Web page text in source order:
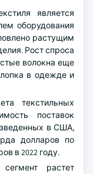
является
оборудования
растущим
Рост спроса
волокна еще
в одежде и
текстильных
поставок
в США,
долларов по
в 2022 году.
растет